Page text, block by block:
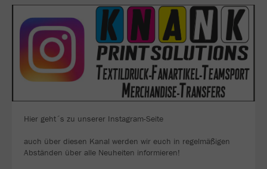
Hier geht´s zu unserer Instagram-Seite
auch über diesen Kanal werden wir euch in regelmäßigen
Abständen über alle Neuheiten informieren!